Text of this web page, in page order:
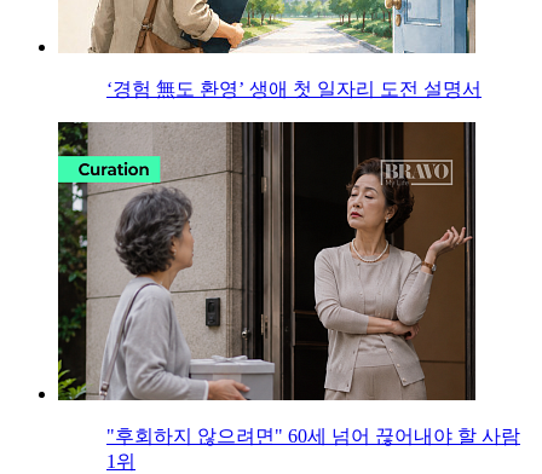
‘경험 無도 환영’ 생애 첫 일자리 도전 설명서
"후회하지 않으려면" 60세 넘어 끊어내야 할 사람
1위